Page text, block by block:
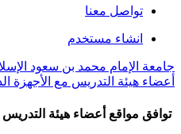
تواصل معنا
انشاء مستخدم
جامعة الإمام محمد بن سعود
أعضاء هيئة التدريس مع الأجهزة
توافق مواقع أعضاء هيئة التدريس